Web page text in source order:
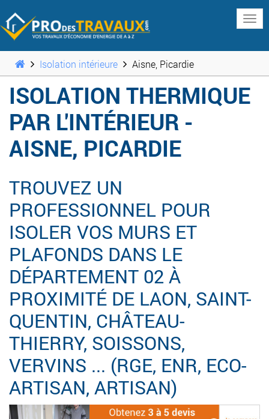
Isolation intérieure Aisne, Picardie
ISOLATION THERMIQUE
PAR L'INTÉRIEUR -
AISNE, PICARDIE
TROUVEZ UN
PROFESSIONNEL POUR
ISOLER VOS MURS ET
PLAFONDS DANS LE
DÉPARTEMENT 02 À
PROXIMITÉ DE LAON, SAINT-
QUENTIN, CHÂTEAU-
THIERRY, SOISSONS,
VERVINS ... (RGE, ENR, ECO-
ARTISAN, ARTISAN)